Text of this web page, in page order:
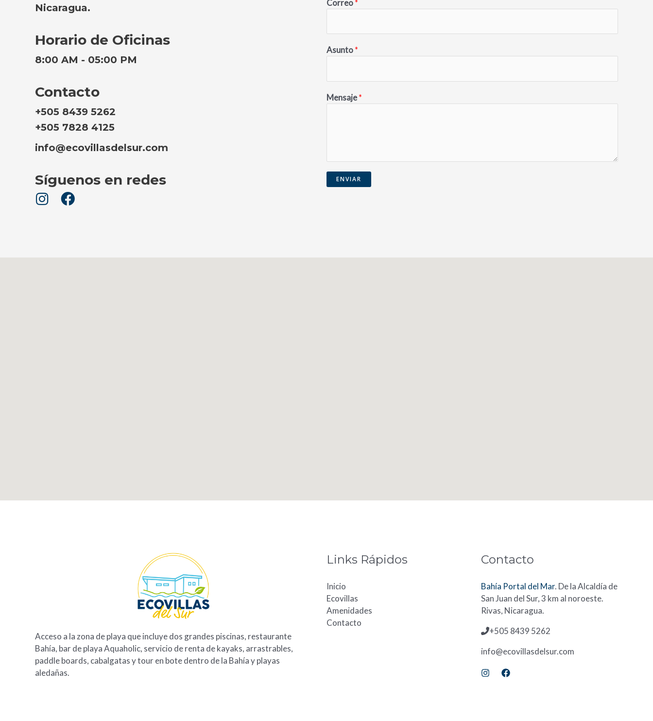
Nicaragua.
Horario de Oficinas
8:00 AM - 05:00 PM
Contacto
+505 8439 5262
+505 7828 4125
info@ecovillasdelsur.com
Síguenos en redes
Correo*
Asunto*
Mensaje*
ENVIAR
Acceso a la zona de playa que incluye dos grandes piscinas, restaurante
Bahía, bar de playa Aquaholic, servicio de renta de kayaks, arrastrables,
paddle boards, cabalgatas y tour en bote dentro de la Bahía y playas
aledañas.
Links Rápidos
Inicio
Ecovillas
Amenidades
Contacto
Contacto
Bahía Portal del Mar. De la Alcaldía de
San Juan del Sur, 3 km al noroeste.
Rivas, Nicaragua.
+505 8439 5262
info@ecovillasdelsur.com